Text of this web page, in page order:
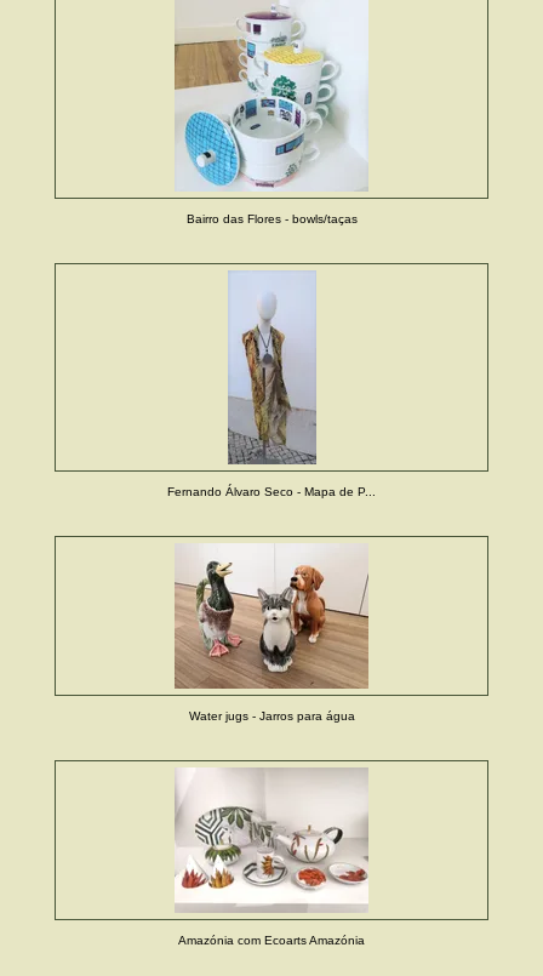
Bairro das Flores - bowls/taças
Fernando Álvaro Seco - Mapa de P...
Water jugs - Jarros para água
Amazónia com Ecoarts Amazónia